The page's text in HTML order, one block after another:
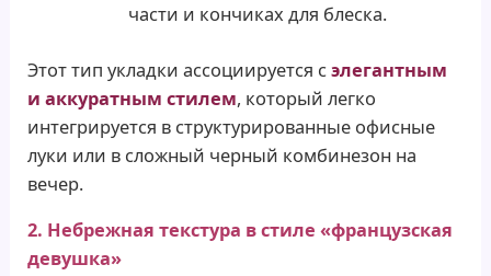
части и кончиках для блеска.
Этот тип укладки ассоциируется сэлегантным
и аккуратным стилем, который легко
интегрируется в структурированные офисные
луки или в сложный черный комбинезон на
вечер.
2. Небрежная текстура в стиле «французская
девушка»